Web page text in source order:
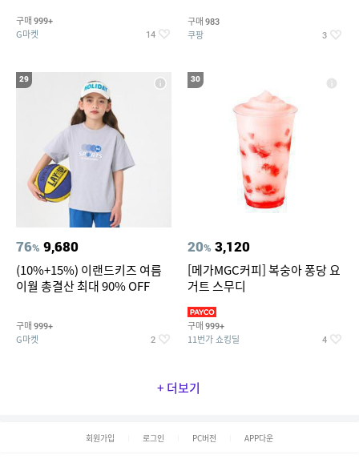
건 외 ~74%OFF
구매 999+
G마켓 14
구매 983
쿠팡 3
29
76% 9,680
(10%+15%) 이랜드키즈 여름
이월 총결산 최대 90% OFF
구매 999+
G마켓 2
30
20% 3,120
[메가MGC커피] 복숭아 퐁당 요
거트 스무디
구매 999+
11번가 쇼킹딜 4
+ 더보기
회원가입 로그인 PC버전 APP다운